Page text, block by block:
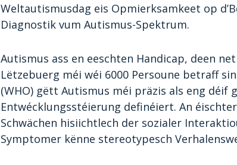
Weltautismusdag eis Opmierksamkeet op
Diagnostik vum Autismus-Spektrum.
Autismus ass en eeschten Handicap, deen
Lëtzebuerg méi wéi 6000 Persoune betraff
(WHO) gëtt Autismus méi präzis als eng déif
Entwécklungsstéierung definéiert. An
Schwächen hisiichtlech der sozialer
Symptomer kënne stereotypesch